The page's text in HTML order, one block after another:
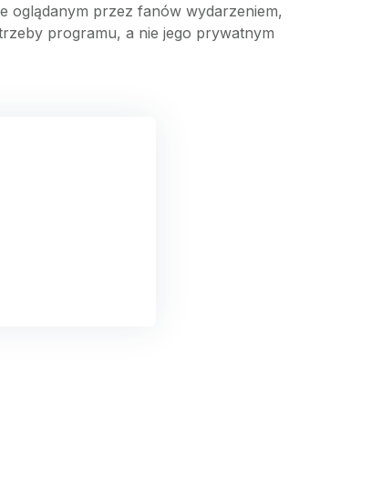
oglądanym przez fanów wydarzeniem,
programu, a nie jego prywatnym